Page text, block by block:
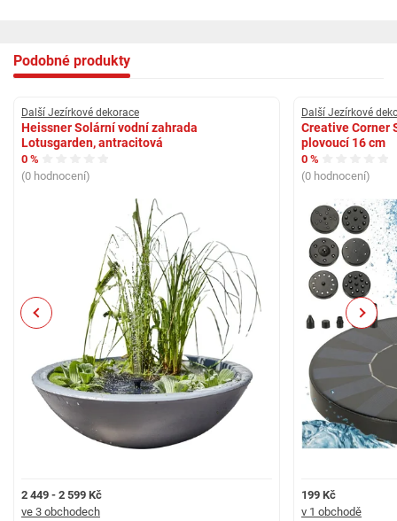
Podobné produkty
Další Jezírkové dekorace
Heissner Solární vodní zahrada
Lotusgarden, antracitová
0 %
(0 hodnocení)
2 449 - 2 599 Kč
ve 3 obchodech
Další Jezírkové
Creative Corner
plovoucí 16 cm
0 %
(0 hodnocení)
199 Kč
v 1 obchodě
Previous Next